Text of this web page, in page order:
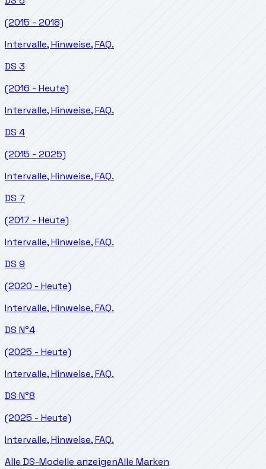
(2015 - 2018)
Intervalle, Hinweise, FAQ.
DS 3
(2016 - Heute)
Intervalle, Hinweise, FAQ.
DS 4
(2015 - 2025)
Intervalle, Hinweise, FAQ.
DS 7
(2017 - Heute)
Intervalle, Hinweise, FAQ.
DS 9
(2020 - Heute)
Intervalle, Hinweise, FAQ.
DS N°4
(2025 - Heute)
Intervalle, Hinweise, FAQ.
DS N°8
(2025 - Heute)
Intervalle, Hinweise, FAQ.
Alle DS-Modelle anzeigenAlle Marken